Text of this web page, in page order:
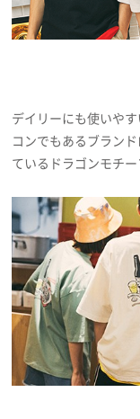
ランキング
免責事項
プライバシーポリ
利用規約
お問い合わせ
デイリーにも使いや
コンでもあるブラン
ているドラゴンモチー